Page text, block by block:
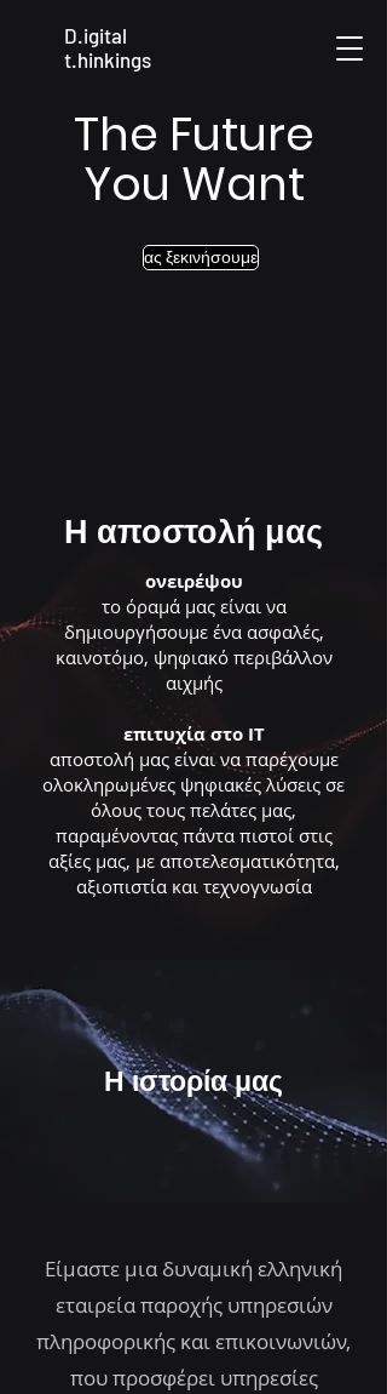
D.igital
t.hinkings
The Future
You Want
ας ξεκινήσουμε
Η αποστολή μας
ονειρέψου
το όραμά μας είναι να
δημιουργήσουμε ένα ασφαλές,
καινοτόμο, ψηφιακό περιβάλλον
αιχμής
επιτυχία στο IT
αποστολή μας είναι να παρέχουμε
ολοκληρωμένες ψηφιακές λύσεις σε
όλους τους πελάτες μας,
παραμένοντας πάντα πιστοί στις
αξίες μας, με αποτελεσματικότητα,
αξιοπιστία και τεχνογνωσία
Η ιστορία μας
Είμαστε μια δυναμική ελληνική
εταιρεία παροχής υπηρεσιών
πληροφορικής και επικοινωνιών,
που προσφέρει υπηρεσίες